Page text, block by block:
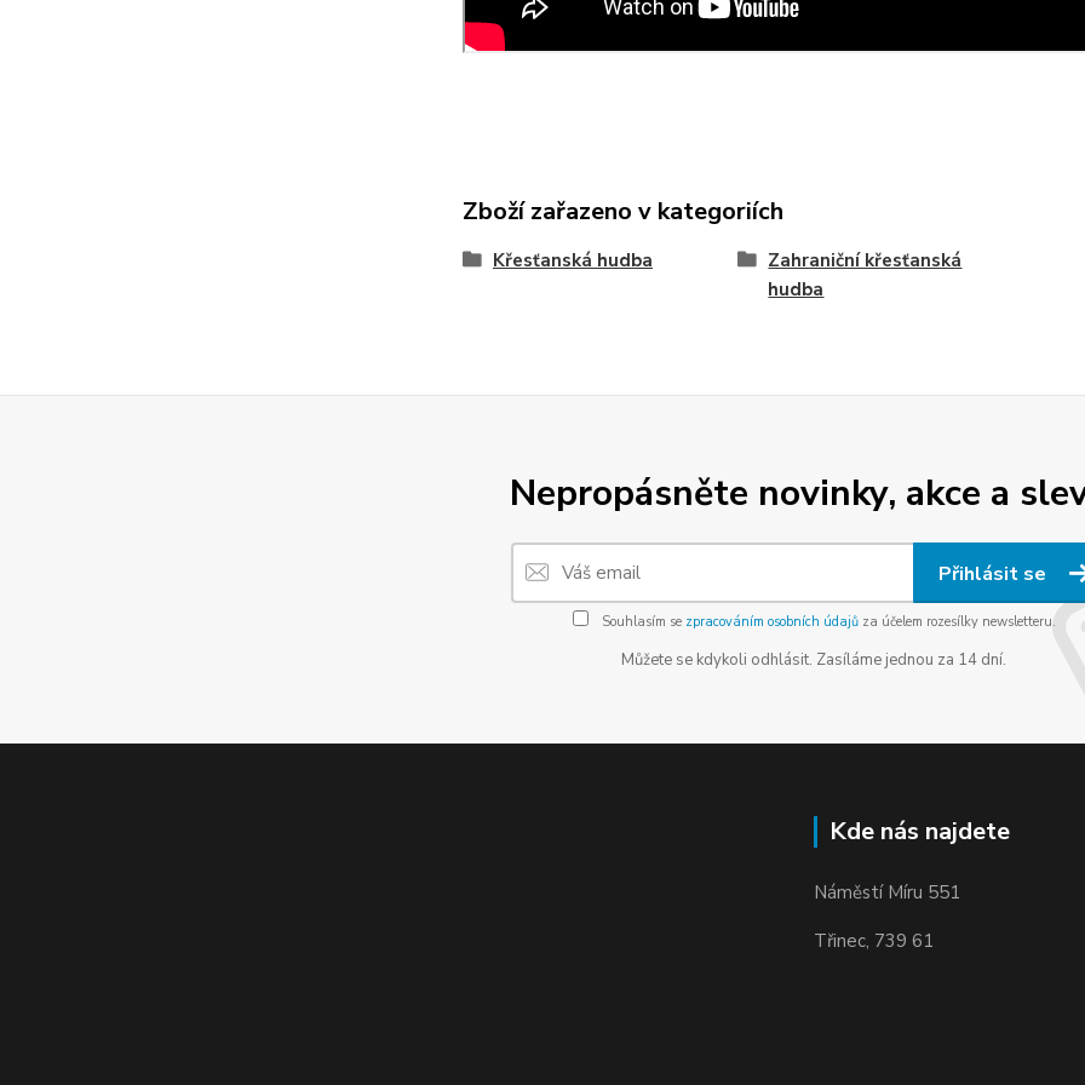
Zboží zařazeno v kategoriích
Křesťanská hudba
Zahraniční křesťanská
hudba
Nepropásněte novinky, akce a
Přihlásit se
Souhlasím se zpracováním osobních údajůza účelem rozesílky newsletteru.
Můžete se kdykoli odhlásit. Zasíláme jednou za 14 dní.
Kde nás najdete
Náměstí Míru 551
Třinec, 739 61